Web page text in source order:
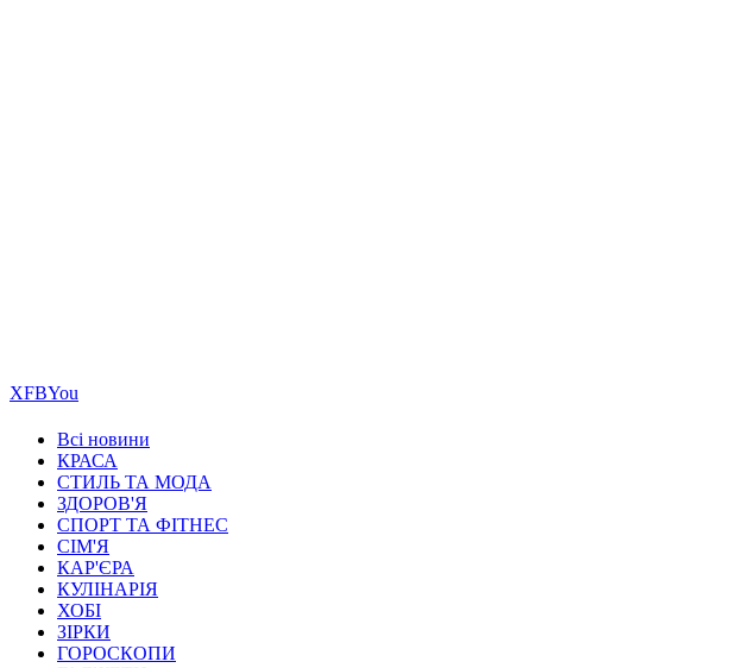
ХFBYou
Всі новини
КРАСА
СТИЛЬ ТА МОДА
ЗДОРОВ'Я
СПОРТ ТА ФІТНЕС
СІМ'Я
КАР'ЄРА
КУЛІНАРІЯ
ХОБІ
ЗІРКИ
ГОРОСКОПИ